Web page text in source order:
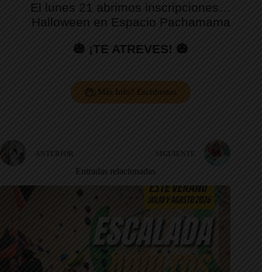
El lunes 21 abrimos inscripciones…
Halloween en Espacio Pachamama
🎃 ¡TE ATREVES! 🎃
¿Más Info? Escribenos
ANTERIOR SIGUIENTE
Entradas relacionadas